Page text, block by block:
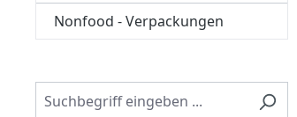
Nonfood - Verpackungen